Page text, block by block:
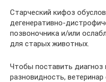
Старческий кифоз
дегенеративно-
позвоночника и/или
для старых животных.
Чтобы поставить диагноз
разновидность,